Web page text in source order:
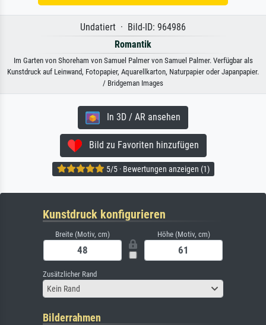
Undatiert · Bild-ID: 964986
Romantik
Im Garten von Shoreham von Samuel Palmer von Samuel Palmer. Verfügbar als
Kunstdruck auf Leinwand, Fotopapier, Aquarellkarton, Naturpapier oder Japanpapier.
/ Bridgeman Images
In 3D / AR ansehen
Bild zu Favoriten hinzufügen
5/5 · Bewertungen anzeigen (1)
Kunstdruck konfigurieren
Breite (Motiv, cm) Höhe (Motiv, cm)
Zusätzlicher Rand
Kein Rand
Bilderrahmen